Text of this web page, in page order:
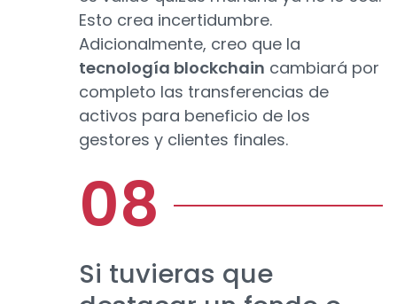
Esto crea incertidumbre.
Adicionalmente, creo que la
tecnología blockchain cambiará por
completo las transferencias de
activos para beneficio de los
gestores y clientes finales.
Si tuvieras que